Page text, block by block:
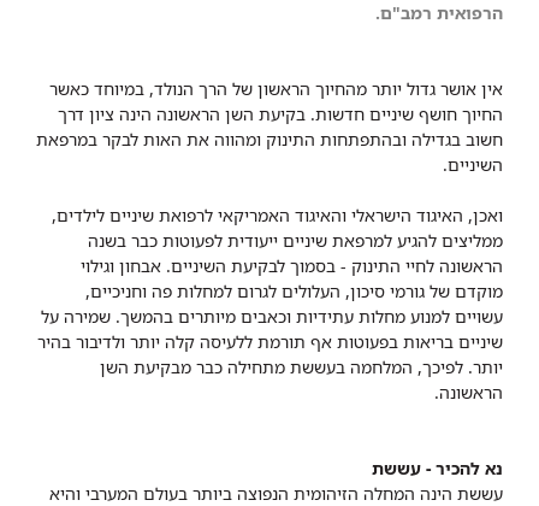
הרפואית רמב"ם.
אין אושר גדול יותר מהחיוך הראשון של הרך הנולד, במיוחד כאשר
החיוך חושף שיניים חדשות. בקיעת השן הראשונה הינה ציון דרך
חשוב בגדילה ובהתפתחות התינוק ומהווה את האות לבקר במרפאת
השיניים.
ואכן, האיגוד הישראלי והאיגוד האמריקאי לרפואת שיניים לילדים,
ממליצים להגיע למרפאת שיניים ייעודית לפעוטות כבר בשנה
הראשונה לחיי התינוק - בסמוך לבקיעת השיניים. אבחון וגילוי
מוקדם של גורמי סיכון, העלולים לגרום למחלות פה וחניכיים,
עשויים למנוע מחלות עתידיות וכאבים מיותרים בהמשך. שמירה על
שיניים בריאות בפעוטות אף תורמת ללעיסה קלה יותר ולדיבור בהיר
יותר. לפיכך, המלחמה בעששת מתחילה כבר מבקיעת השן
הראשונה.
נא להכיר - עששת
עששת הינה המחלה הזיהומית הנפוצה ביותר בעולם המערבי והיא